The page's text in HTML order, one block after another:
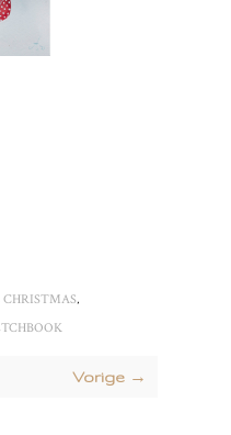
CHRISTMAS,
Vorige →